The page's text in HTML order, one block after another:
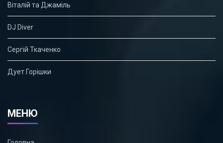
Віталій та Джаміль
DJ Diver
Сергій Ткаченко
Дует Горішки
МЕНЮ